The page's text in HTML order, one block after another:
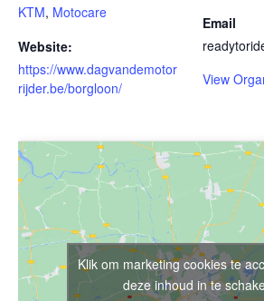
KTM, Motocare
Website:
https://www.dagvandemotor
rijder.be/borgloon/
Email
View
Klik om marketing cookies te
deze inhoud in te